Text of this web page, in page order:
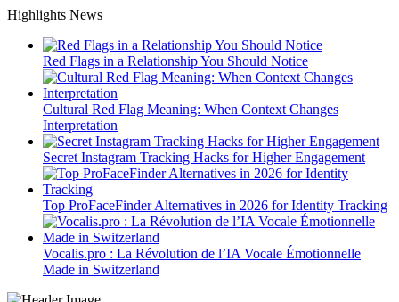
Skip
content
Highlights News
Red Flags in a Relationship You Should Notice
Cultural Red Flag Meaning: When Context Changes
Interpretation
Secret Instagram Tracking Hacks for Higher Engagement
Top ProFaceFinder Alternatives in 2026 for Identity Tracking
Vocalis.pro : La Révolution de l’IA Vocale Émotionnelle
Made in Switzerland